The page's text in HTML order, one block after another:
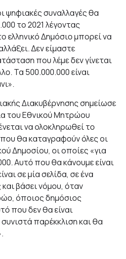
ψηφιακές συναλλαγές θα
το 2021 λέγοντας
ελληνικό Δημόσιο μπορεί να
Δεν είμαστε
που λέμε δεν γίνεται
Τα 500.000.000 είναι
Διακυβέρνησης σημείωσε
του Εθνικού Μητρώου
να ολοκληρωθεί το
θα καταγραφούν όλες οι
Δημοσίου, οι οποίες «για
Αυτό που θα κάνουμε είναι
σε μία σελίδα, σε ένα
βάσει νόμου, όταν
όποιος δημόσιος
που δεν θα είναι
παρέκκλιση και θα